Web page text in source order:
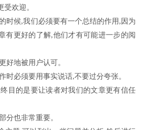
欢迎。
时候,我们必须要有一个总结的作用,因为
有更好的了解,他们才有可能进一步的阅
好地被用户认可。
时必须要用事实说话,不要过分夸张。
目的是要让读者对我们的文章更有信任
分也非常重要。